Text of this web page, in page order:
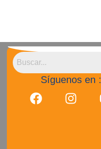
Síguenos en :